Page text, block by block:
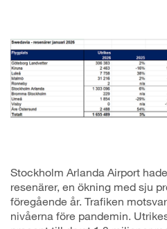
Stockholm Arlanda Airport
resenärer, en ökning med sju
föregående år. Trafiken
nivåerna före pandemin.